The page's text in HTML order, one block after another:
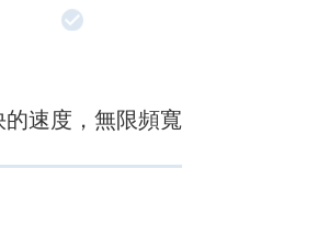
的速度，無限頻寬